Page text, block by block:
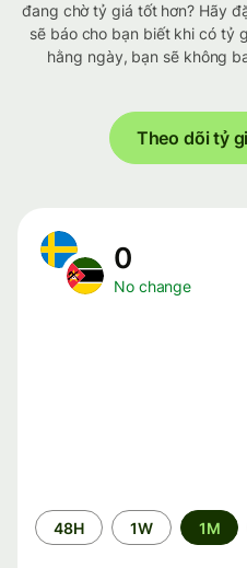
đang chờ tỷ giá tốt hơn? Hãy
sẽ báo cho bạn biết khi có tỷ
hằng ngày, bạn sẽ không
Theo dõi tỷ
0
No change
Time
period
48H 1W 1M